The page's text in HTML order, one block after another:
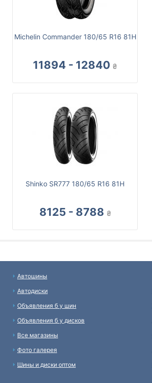
Michelin Commander 180/65 R16 81H
11894 - 12840 ₴
Shinko SR777 180/65 R16 81H
8125 - 8788 ₴
Автошины
Автодиски
Объявления б у шин
Объявления б у дисков
Все магазины
Фото галерея
Шины и диски оптом